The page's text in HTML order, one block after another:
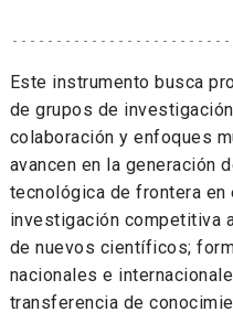
Este instrumento busca
de grupos de
colaboración y enfoques
avancen en la generación
tecnológica de frontera
investigación competitiva
de nuevos científicos;
nacionales e
transferencia de